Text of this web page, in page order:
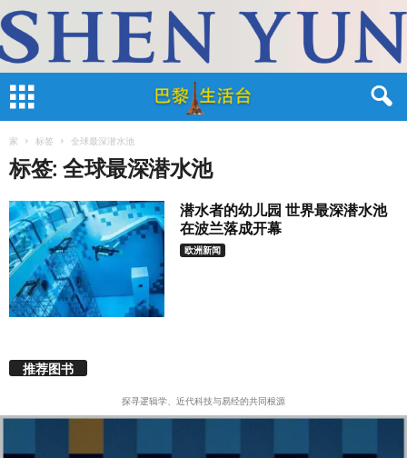
家 标签 全球最深潜水池
标签: 全球最深潜水池
潜水者的幼儿园 世界最深潜水池
在波兰落成开幕
欧洲新闻
推荐图书
探寻逻辑学、近代科技与易经的共同根源